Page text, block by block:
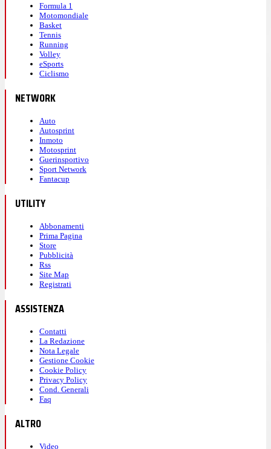
Formula 1
Motomondiale
Basket
Tennis
Running
Volley
eSports
Ciclismo
NETWORK
Auto
Autosprint
Inmoto
Motosprint
Guerinsportivo
Sport Network
Fantacup
UTILITY
Abbonamenti
Prima Pagina
Store
Pubblicità
Rss
Site Map
Registrati
ASSISTENZA
Contatti
La Redazione
Nota Legale
Gestione Cookie
Cookie Policy
Privacy Policy
Cond. Generali
Faq
ALTRO
Video